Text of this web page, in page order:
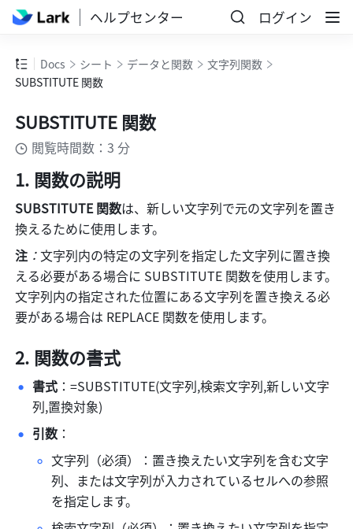
ヘルプセンター ログイン
Docs シート データと関数
文字列関数
SUBSTITUTE 関数
SUBSTITUTE 関数
閲覧時間数：3 分
関数の説明
SUBSTITUTE 関数は、新しい文字列で元の文字列を置き
換えるために使用します。
注 ：文字列内の特定の文字列を指定した文字列に置き換
える必要がある場合に SUBSTITUTE 関数を使用します。
文字列内の指定された位置にある文字列を置き換える必
要がある場合は REPLACE 関数を使用します。
関数の書式
書式 ：=SUBSTITUTE(文字列,検索文字列,新しい文字
列,置換対象)
引数 ：
文字列（必須）：置き換えたい文字列を含む文字
列、または文字列が入力されているセルへの参照
を指定します。